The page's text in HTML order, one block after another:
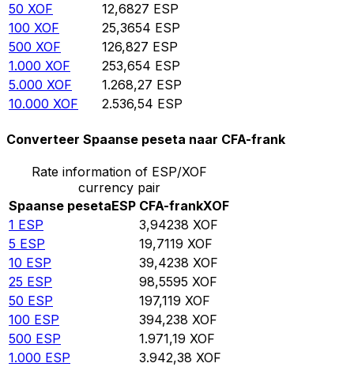
50 XOF 12,6827 ESP
100 XOF 25,3654 ESP
500 XOF 126,827 ESP
1.000 XOF 253,654 ESP
5.000 XOF 1.268,27 ESP
10.000 XOF 2.536,54 ESP
Converteer Spaanse peseta naar CFA-frank
Rate information of ESP/XOF
currency pair
Spaanse pesetaESP CFA-frankXOF
1 ESP 3,94238 XOF
5 ESP 19,7119 XOF
10 ESP 39,4238 XOF
25 ESP 98,5595 XOF
50 ESP 197,119 XOF
100 ESP 394,238 XOF
500 ESP 1.971,19 XOF
1.000 ESP 3.942,38 XOF